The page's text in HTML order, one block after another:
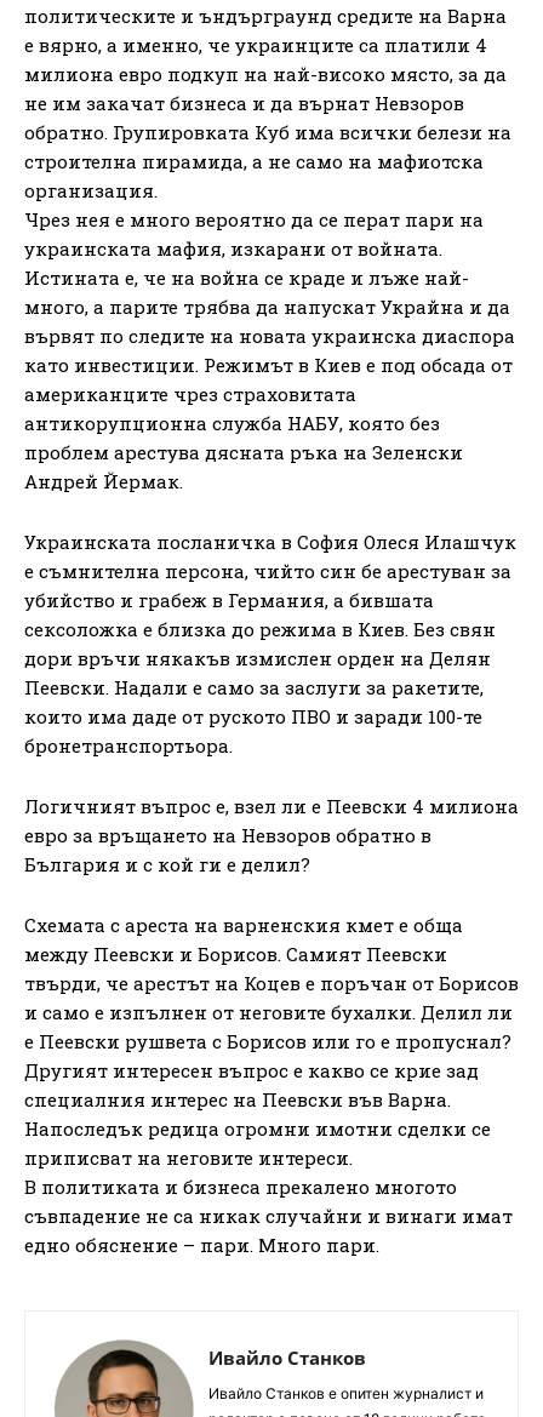
политическите и ъндърграунд средите на Варна
е вярно, а именно, че украинците са платили 4
милиона евро подкуп на най-високо място, за да
не им закачат бизнеса и да върнат Невзоров
обратно. Групировката Куб има всички белези на
строителна пирамида, а не само на мафиотска
организация.
Чрез нея е много вероятно да се перат пари на
украинската мафия, изкарани от войната.
Истината е, че на война се краде и лъже най-
много, а парите трябва да напускат Украйна и да
вървят по следите на новата украинска диаспора
като инвестиции. Режимът в Киев е под обсада от
американците чрез страховитата
антикорупционна служба НАБУ, която без
проблем арестува дясната ръка на Зеленски
Андрей Йермак.
Украинската посланичка в София Олеся Илашчук
е съмнителна персона, чийто син бе арестуван за
убийство и грабеж в Германия, а бившата
сексоложка е близка до режима в Киев. Без свян
дори връчи някакъв измислен орден на Делян
Пеевски. Надали е само за заслуги за ракетите,
които има даде от руското ПВО и заради 100-те
бронетранспортьора.
Логичният въпрос е, взел ли е Пеевски 4 милиона
евро за връщането на Невзоров обратно в
България и с кой ги е делил?
Схемата с ареста на варненския кмет е обща
между Пеевски и Борисов. Самият Пеевски
твърди, че арестът на Коцев е поръчан от Борисов
и само е изпълнен от неговите бухалки. Делил ли
е Пеевски рушвета с Борисов или го е пропуснал?
Другият интересен въпрос е какво се крие зад
специалния интерес на Пеевски във Варна.
Напоследък редица огромни имотни сделки се
приписват на неговите интереси.
В политиката и бизнеса прекалено многото
съвпадение не са никак случайни и винаги имат
едно обяснение – пари. Много пари.
Ивайло Станков
Ивайло Станков е опитен журналист и